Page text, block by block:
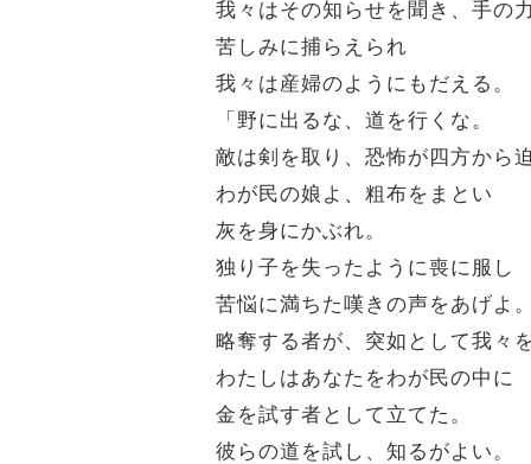
我々はその知らせを聞き、手の
苦しみに捕らえられ
我々は産婦のようにもだえる。
「野に出るな、道を行くな。
敵は剣を取り、恐怖が四方から迫
わが民の娘よ、粗布をまとい
灰を身にかぶれ。
独り子を失ったように喪に服し
苦悩に満ちた嘆きの声をあげよ。
略奪する者が、突如として我々
わたしはあなたをわが民の中に
金を試す者として立てた。
彼らの道を試し、知るがよい。